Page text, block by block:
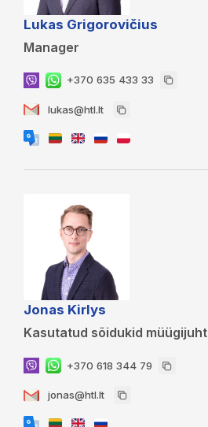
Lukas Grigorovičius
Manager
+370 635 433 33
lukas@htl.lt
Jonas Kirlys
Kasutatud sõidukid müügijuht
+370 618 344 79
jonas@htl.lt